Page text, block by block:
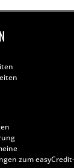
zum easyCredit-